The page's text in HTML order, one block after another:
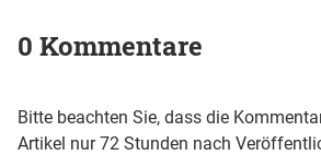
0 Kommentare
Bitte beachten Sie, dass die
Artikel nur 72 Stunden nach